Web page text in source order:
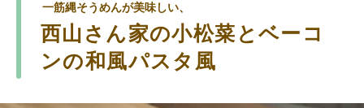
一筋縄そうめんが美味しい、
西山さん家の小松菜とベーコ
ンの和風パスタ風